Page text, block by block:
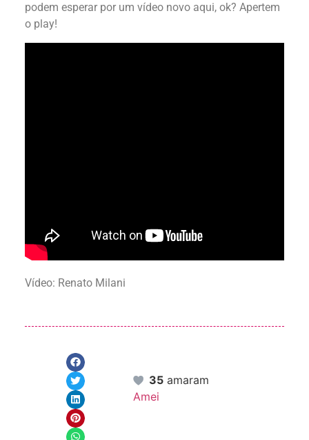
podem esperar por um vídeo novo aqui, ok? Apertem
o play!
Vídeo: Renato Milani
35 amaram
Amei